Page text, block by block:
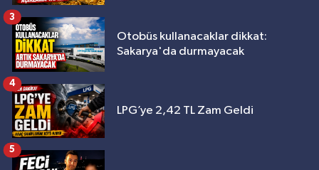
Otobüs kullanacaklar dikkat:
Sakarya'da durmayacak
3
LPG’ye 2,42 TL Zam Geldi
4
5